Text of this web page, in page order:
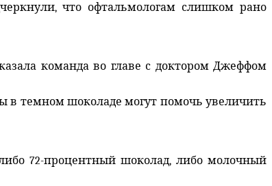
что офтальмологам слишком рано
команда во главе с доктором Джеффом
в темном шоколаде могут помочь увеличить
72-процентный шоколад, либо молочный